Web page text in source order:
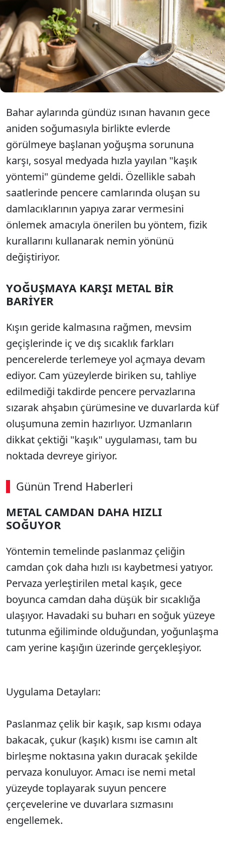
Bahar aylarındaki gece-gündüz sıcaklık
farkı nedeniyle pencere kenarlarına
metal kaşık koyun uyarısı yapıldı. Peki,
ne işe yarıyor?
Bahar aylarında gündüz ısınan havanın gece
aniden soğumasıyla birlikte evlerde
görülmeye başlanan yoğuşma sorununa
karşı, sosyal medyada hızla yayılan "kaşık
yöntemi" gündeme geldi. Özellikle sabah
saatlerinde pencere camlarında oluşan su
damlacıklarının yapıya zarar vermesini
önlemek amacıyla önerilen bu yöntem, fizik
kurallarını kullanarak nemin yönünü
değiştiriyor.
YOĞUŞMAYA KARŞI METAL BİR
BARİYER
Kışın geride kalmasına rağmen, mevsim
geçişlerinde iç ve dış sıcaklık farkları
pencerelerde terlemeye yol açmaya devam
ediyor. Cam yüzeylerde biriken su, tahliye
edilmediği takdirde pencere pervazlarına
sızarak ahşabın çürümesine ve duvarlarda küf
oluşumuna zemin hazırlıyor. Uzmanların
dikkat çektiği "kaşık" uygulaması, tam bu
noktada devreye giriyor.
Günün Trend Haberleri
00:02 / 08:06
METAL CAMDAN DAHA HIZLI
SOĞUYOR
Yöntemin temelinde paslanmaz çeliğin
camdan çok daha hızlı ısı kaybetmesi yatıyor.
Pervaza yerleştirilen metal kaşık, gece
boyunca camdan daha düşük bir sıcaklığa
ulaşıyor. Havadaki su buharı en soğuk yüzeye
tutunma eğiliminde olduğundan, yoğunlaşma
cam yerine kaşığın üzerinde gerçekleşiyor.
Uygulama Detayları:
Paslanmaz çelik bir kaşık, sap kısmı odaya
bakacak, çukur (kaşık) kısmı ise camın alt
birleşme noktasına yakın duracak şekilde
pervaza konuluyor. Amacı ise nemi metal
yüzeyde toplayarak suyun pencere
çerçevelerine ve duvarlara sızmasını
engellemek.